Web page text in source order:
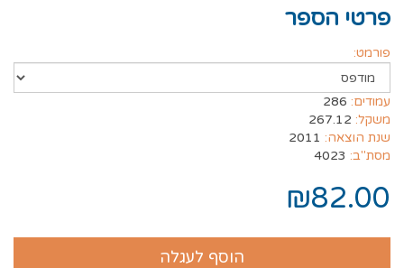
פרטי הספר
פורמט:
עמודים: 286
משקל: 267.12
שנת הוצאה: 2011
מסת"ב: 4023
₪82.00
הוסף לעגלה